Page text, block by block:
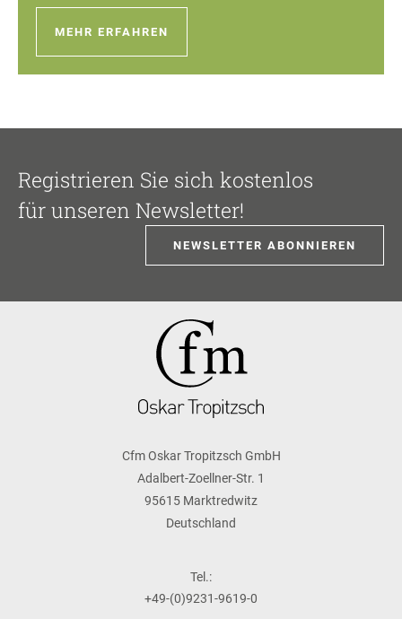
MEHR ERFAHREN
Registrieren Sie sich kostenlos
für unseren Newsletter!
NEWSLETTER ABONNIEREN
Cfm Oskar Tropitzsch GmbH
Adalbert-Zoellner-Str. 1
95615 Marktredwitz
Deutschland
Tel.:
+49-(0)9231-9619-0